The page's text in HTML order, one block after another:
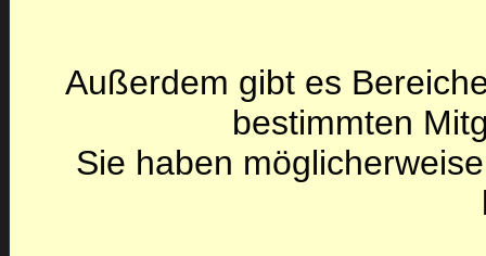
Außerdem gibt es
bestimmten
Sie haben